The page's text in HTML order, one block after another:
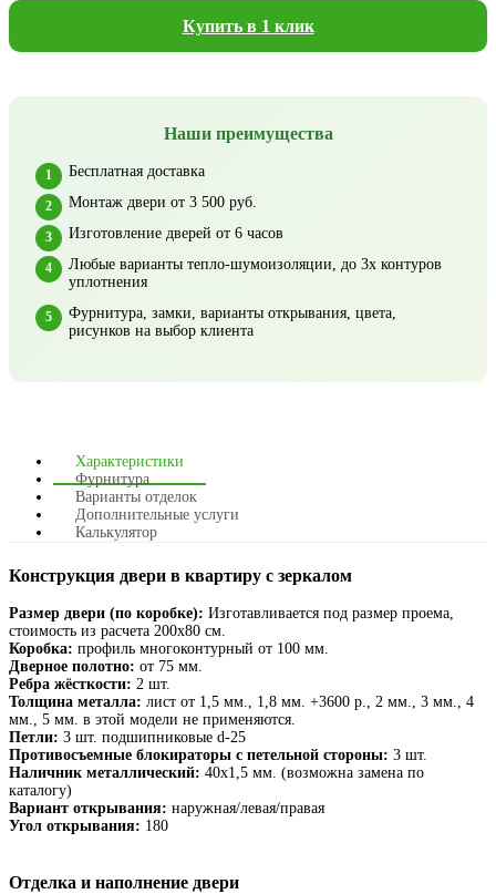
Купить в 1 клик
Наши преимущества
Бесплатная доставка
Монтаж двери от 3 500 руб.
Изготовление дверей от 6 часов
Любые варианты тепло-шумоизоляции, до 3х контуров
уплотнения
Фурнитура, замки, варианты открывания, цвета,
рисунков на выбор клиента
Характеристики
Фурнитура
Варианты отделок
Дополнительные услуги
Калькулятор
Конструкция двери в квартиру с зеркалом
Размер двери (по коробке): Изготавливается под размер проема,
стоимость из расчета 200х80 см.
Коробка: профиль многоконтурный от 100 мм.
Дверное полотно: от 75 мм.
Ребра жёсткости: 2 шт.
Толщина металла: лист от 1,5 мм., 1,8 мм. +3600 р., 2 мм., 3 мм., 4
мм., 5 мм. в этой модели не применяются.
Петли: 3 шт. подшипниковые d-25
Противосъемные блокираторы с петельной стороны: 3 шт.
Наличник металлический: 40х1,5 мм. (возможна замена по
каталогу)
Вариант открывания: наружная/левая/правая
Угол открывания: 180
Отделка и наполнение двери